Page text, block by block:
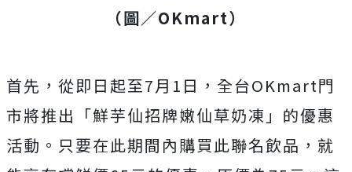
（圖／OKmart）
首先，從即日起至7月1日，全台OKmart門
市將推出「鮮芋仙招牌嫩仙草奶凍」的優惠
活動。只要在此期間內購買此聯名飲品，就